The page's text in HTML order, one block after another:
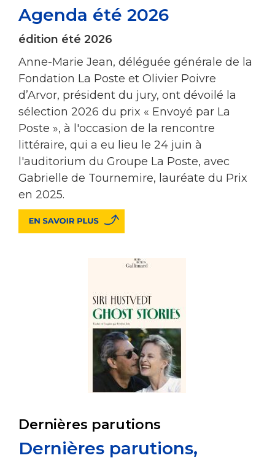
Agenda été 2026
édition été 2026
Anne-Marie Jean, déléguée générale de la
Fondation La Poste et Olivier Poivre
d’Arvor, président du jury, ont dévoilé la
sélection 2026 du prix « Envoyé par La
Poste », à l'occasion de la rencontre
littéraire, qui a eu lieu le 24 juin à
l'auditorium du Groupe La Poste, avec
Gabrielle de Tournemire, lauréate du Prix
en 2025.
Dernières parutions
Dernières parutions,